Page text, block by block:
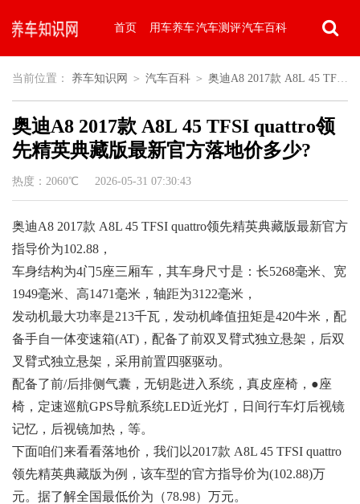
首页 用车养车汽车测评汽车百科
当前位置： 养车知识网 ＞ 汽车百科 ＞ 奥迪A8 2017款 A8L 45 TFSI
quattro领先精英典藏版最新官方落地价多少?
奥迪A8 2017款 A8L 45 TFSI quattro领
先精英典藏版最新官方落地价多少?
热度：2060℃ 2026-05-31 07:30:43
奥迪A8 2017款 A8L 45 TFSI quattro领先精英典藏版最新官方
指导价为102.88，
车身结构为4门5座三厢车，其车身尺寸是：长5268毫米、宽
1949毫米、高1471毫米，轴距为3122毫米，
发动机最大功率是213千瓦，发动机峰值扭矩是420牛米，配
备手自一体变速箱(AT)，配备了前双叉臂式独立悬架，后双
叉臂式独立悬架，采用前置四驱驱动。
配备了前/后排侧气囊，无钥匙进入系统，真皮座椅，●座
椅，定速巡航GPS导航系统LED近光灯，日间行车灯后视镜
记忆，后视镜加热，等。
下面咱们来看看落地价，我们以2017款 A8L 45 TFSI quattro
领先精英典藏版为例，该车型的官方指导价为(102.88)万
元。据了解全国最低价为（78.98）万元。